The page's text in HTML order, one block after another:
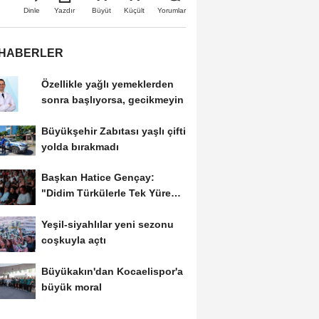
Dinle Yazdır Büyüt Küçült Yorumlar
Özellikle yağlı yemeklerden
sonra başlıyorsa, gecikmeyin
Büyükşehir Zabıtası yaşlı çifti
yolda bırakmadı
Başkan Hatice Gençay:
"Didim Türkülerle Tek Yürek
Yeşil-siyahlılar yeni sezonu
coşkuyla açtı
Büyükakın'dan Kocaelispor'a
büyük moral